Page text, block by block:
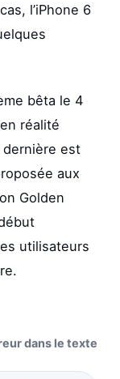
l’iPhone 6
bêta le 4
réalité
dernière est
aux
Golden
utilisateurs
dans le texte